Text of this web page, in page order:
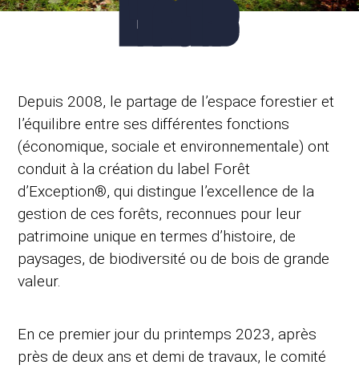
L'ENSTIB
Depuis 2008, le partage de l’espace forestier et
l’équilibre entre ses différentes fonctions
(économique, sociale et environnementale) ont
conduit à la création du label Forêt
d’Exception®, qui distingue l’excellence de la
gestion de ces forêts, reconnues pour leur
patrimoine unique en termes d’histoire, de
paysages, de biodiversité ou de bois de grande
valeur.
En ce premier jour du printemps 2023, après
près de deux ans et demi de travaux, le comité